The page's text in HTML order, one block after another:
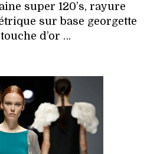
super 120’s, rayure
sur base georgette
d’or …